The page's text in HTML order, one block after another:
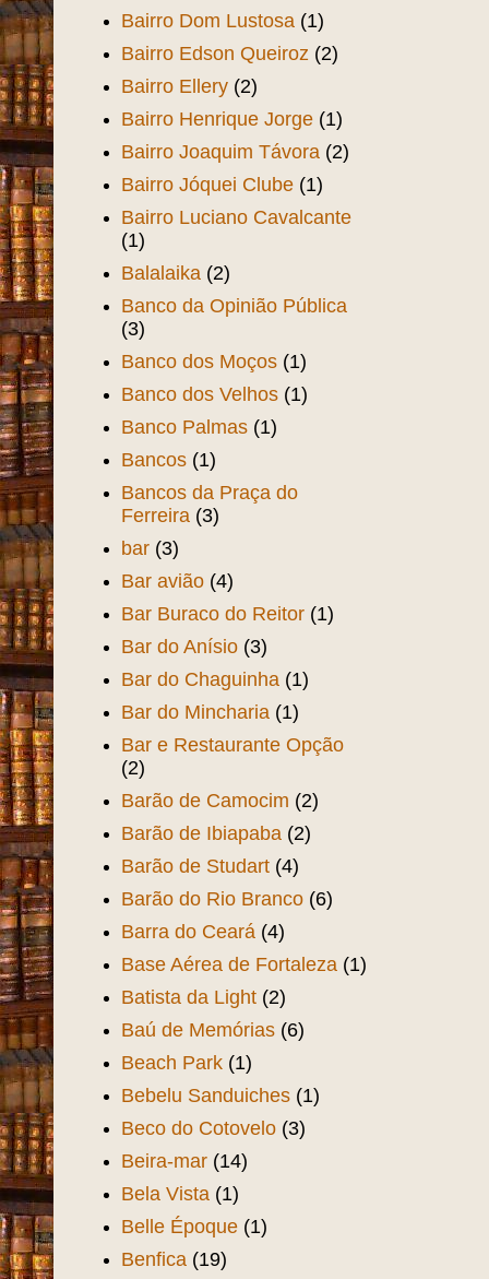
Bairro Dom Lustosa (1)
Bairro Edson Queiroz (2)
Bairro Ellery (2)
Bairro Henrique Jorge (1)
Bairro Joaquim Távora (2)
Bairro Jóquei Clube (1)
Bairro Luciano Cavalcante
(1)
Balalaika (2)
Banco da Opinião Pública
(3)
Banco dos Moços (1)
Banco dos Velhos (1)
Banco Palmas (1)
Bancos (1)
Bancos da Praça do
Ferreira (3)
bar (3)
Bar avião (4)
Bar Buraco do Reitor (1)
Bar do Anísio (3)
Bar do Chaguinha (1)
Bar do Mincharia (1)
Bar e Restaurante Opção
(2)
Barão de Camocim (2)
Barão de Ibiapaba (2)
Barão de Studart (4)
Barão do Rio Branco (6)
Barra do Ceará (4)
Base Aérea de Fortaleza (1)
Batista da Light (2)
Baú de Memórias (6)
Beach Park (1)
Bebelu Sanduiches (1)
Beco do Cotovelo (3)
Beira-mar (14)
Bela Vista (1)
Belle Époque (1)
Benfica (19)